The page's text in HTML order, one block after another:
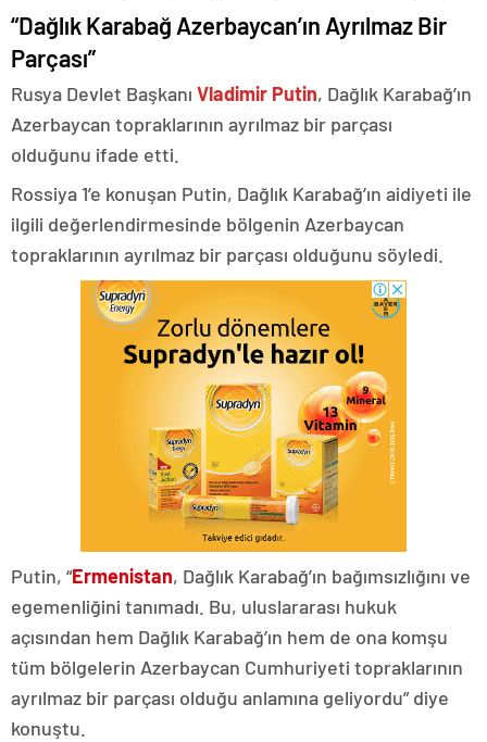
“Dağlık Karabağ Azerbaycan’ın Ayrılmaz Bir
Parçası”
Rusya Devlet Başkanı Vladimir Putin, Dağlık Karabağ’ın
Azerbaycan topraklarının ayrılmaz bir parçası
olduğunu ifade etti.
Rossiya 1’e konuşan Putin, Dağlık Karabağ’ın aidiyeti ile
ilgili değerlendirmesinde bölgenin Azerbaycan
topraklarının ayrılmaz bir parçası olduğunu söyledi.
Putin, “Ermenistan, Dağlık Karabağ’ın bağımsızlığını ve
egemenliğini tanımadı. Bu, uluslararası hukuk
açısından hem Dağlık Karabağ’ın hem de ona komşu
tüm bölgelerin Azerbaycan Cumhuriyeti topraklarının
ayrılmaz bir parçası olduğu anlamına geliyordu” diye
konuştu.